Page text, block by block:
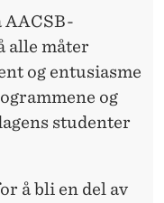
AACSB-
alle måter
og entusiasme
og
studenter
å bli en del av